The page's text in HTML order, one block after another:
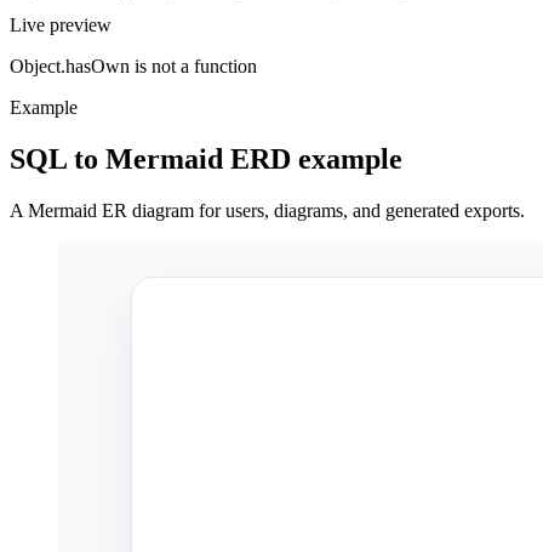
Live preview
Object.hasOwn is not a function
Example
SQL to Mermaid ERD example
A Mermaid ER diagram for users, diagrams, and generated exports.